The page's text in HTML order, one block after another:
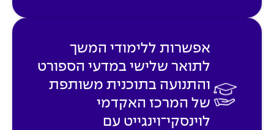
אפשרות ללימודי המשך
לתואר שלישי במדעי הספורט
והתנועה בתוכנית משותפת
של המרכז האקדמי
לוינסקי־וינגייט עם